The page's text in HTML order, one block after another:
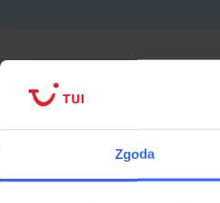
Zgoda
WSZYSTKIE OFERTY